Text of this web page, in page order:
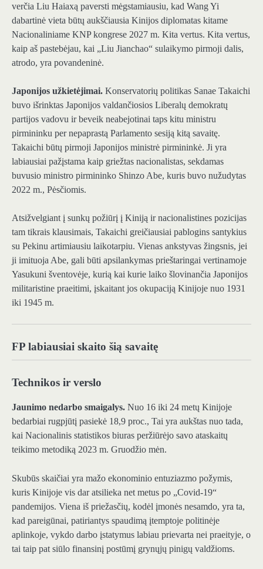
verčia Liu Haiaxą paversti mėgstamiausiu, kad Wang Yi
dabartinė vieta būtų aukščiausia Kinijos diplomatas kitame
Nacionaliniame KNP kongrese 2027 m. Kita vertus. Kita vertus,
kaip aš pastebėjau, kai „Liu Jianchao“ sulaikymo pirmoji dalis,
atrodo, yra povandeninė.
Japonijos užkietėjimai. Konservatorių politikas Sanae Takaichi
buvo išrinktas Japonijos valdančiosios Liberalų demokratų
partijos vadovu ir beveik neabejotinai taps kitu ministru
pirmininku per nepaprastą Parlamento sesiją kitą savaitę.
Takaichi būtų pirmoji Japonijos ministrė pirmininkė. Ji yra
labiausiai pažįstama kaip griežtas nacionalistas, sekdamas
buvusio ministro pirmininko Shinzo Abe, kuris buvo nužudytas
2022 m., Pėsčiomis.
Atsižvelgiant į sunkų požiūrį į Kiniją ir nacionalistines pozicijas
tam tikrais klausimais, Takaichi greičiausiai pablogins santykius
su Pekinu artimiausiu laikotarpiu. Vienas ankstyvas žingsnis, jei
ji imituoja Abe, gali būti apsilankymas prieštaringai vertinamoje
Yasukuni šventovėje, kurią kai kurie laiko šlovinančia Japonijos
militaristine praeitimi, įskaitant jos okupaciją Kinijoje nuo 1931
iki 1945 m.
FP labiausiai skaito šią savaitę
Technikos ir verslo
Jaunimo nedarbo smaigalys. Nuo 16 iki 24 metų Kinijoje
bedarbiai rugpjūtį pasiekė 18,9 proc., Tai yra aukštas nuo tada,
kai Nacionalinis statistikos biuras peržiūrėjo savo ataskaitų
teikimo metodiką 2023 m. Gruodžio mėn.
Skubūs skaičiai yra mažo ekonominio entuziazmo požymis,
kuris Kinijoje vis dar atsilieka net metus po „Covid-19“
pandemijos. Viena iš priežasčių, kodėl įmonės nesamdo, yra ta,
kad pareigūnai, patiriantys spaudimą įtemptoje politinėje
aplinkoje, vykdo darbo įstatymus labiau prievarta nei praeityje, o
tai taip pat siūlo finansinį postūmį grynųjų pinigų valdžioms.